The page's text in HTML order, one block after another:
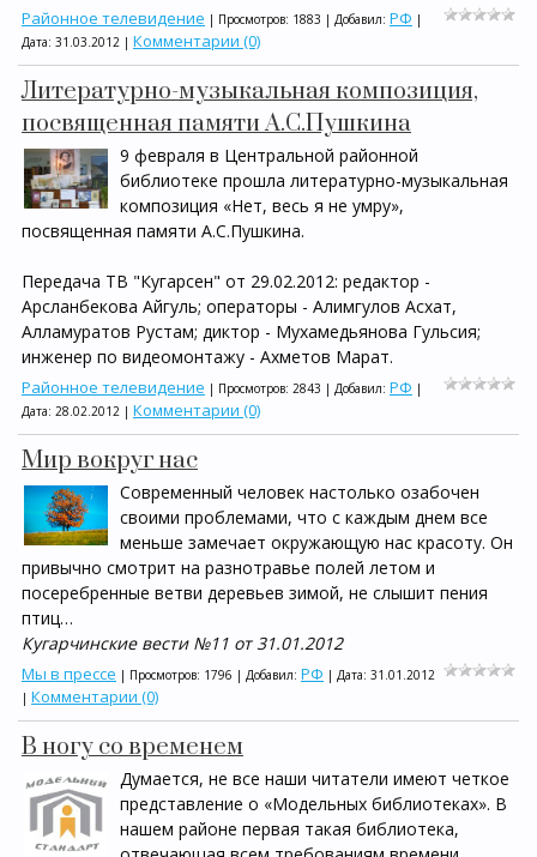
Районное телевидение | Просмотров: 1883 | Добавил: РФ |
Дата: 31.03.2012 | Комментарии (0)
Литературно-музыкальная композиция,
посвященная памяти А.С.Пушкина
9 февраля в Центральной районной
библиотеке прошла литературно-музыкальная
композиция «Нет, весь я не умру»,
посвященная памяти А.С.Пушкина.
Передача ТВ "Кугарсен" от 29.02.2012: редактор -
Арсланбекова Айгуль; операторы - Алимгулов Асхат,
Алламуратов Рустам; диктор - Мухамедьянова Гульсия;
инженер по видеомонтажу - Ахметов Марат.
Районное телевидение | Просмотров: 2843 | Добавил: РФ |
Дата: 28.02.2012 | Комментарии (0)
Мир вокруг нас
Современный человек настолько озабочен
своими проблемами, что с каждым днем все
меньше замечает окружающую нас красоту. Он
привычно смотрит на разнотравье полей летом и
посеребренные ветви деревьев зимой, не слышит пения
птиц…
Кугарчинские вести №11 от 31.01.2012
Мы в прессе | Просмотров: 1796 | Добавил: РФ | Дата: 31.01.2012
| Комментарии (0)
В ногу со временем
Думается, не все наши читатели имеют четкое
представление о «Модельных библиотеках». В
нашем районе первая такая библиотека,